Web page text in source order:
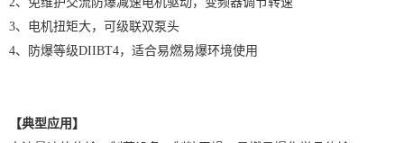
3、电机扭矩大，可级联双泵头
4、防爆等级DIIBT4，适合易燃易爆环境使用
【典型应用】